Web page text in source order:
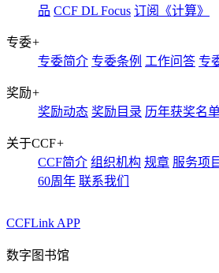
品 CCF DL Focus 订阅《计算》
专委+
专委简介 专委条例 工作问答 专
奖励+
奖励动态 奖励目录 历年获奖名
关于CCF+
CCF简介 组织机构 规章 服务项
60周年 联系我们
CCFLink APP
数字图书馆